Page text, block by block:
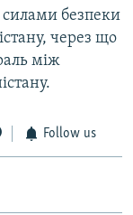
силами безпеки
через що
між
Follow us